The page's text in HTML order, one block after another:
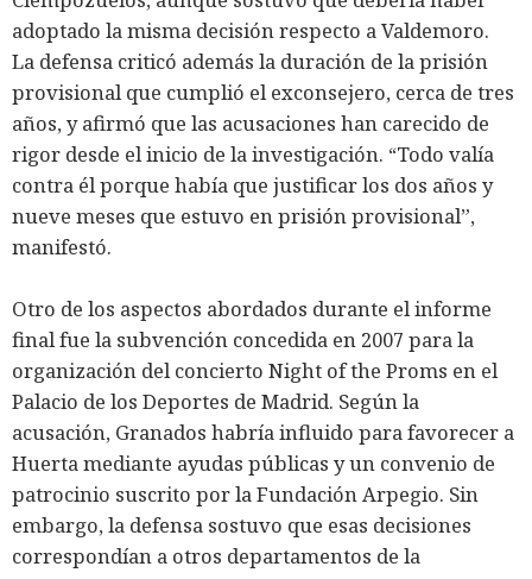
adoptado la misma decisión respecto a Valdemoro.
La defensa criticó además la duración de la prisión
provisional que cumplió el exconsejero, cerca de tres
años, y afirmó que las acusaciones han carecido de
rigor desde el inicio de la investigación. “Todo valía
contra él porque había que justificar los dos años y
nueve meses que estuvo en prisión provisional”,
manifestó.
Otro de los aspectos abordados durante el informe
final fue la subvención concedida en 2007 para la
organización del concierto Night of the Proms en el
Palacio de los Deportes de Madrid. Según la
acusación, Granados habría influido para favorecer a
Huerta mediante ayudas públicas y un convenio de
patrocinio suscrito por la Fundación Arpegio. Sin
embargo, la defensa sostuvo que esas decisiones
correspondían a otros departamentos de la